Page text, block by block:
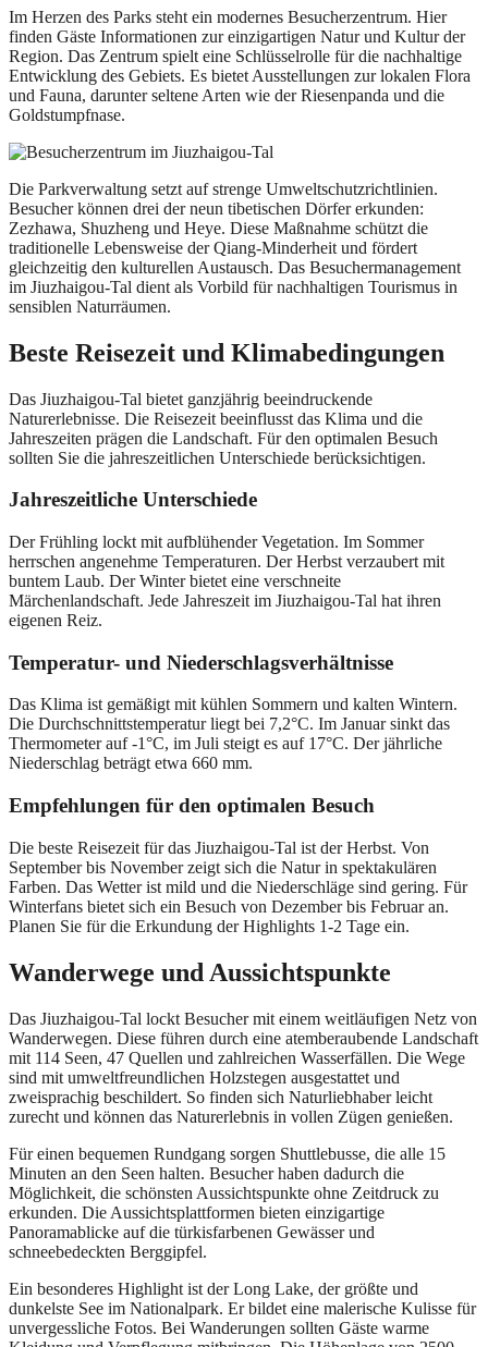
Im Herzen des Parks steht ein modernes Besucherzentrum. Hier
finden Gäste Informationen zur einzigartigen Natur und Kultur der
Region. Das Zentrum spielt eine Schlüsselrolle für die nachhaltige
Entwicklung des Gebiets. Es bietet Ausstellungen zur lokalen Flora
und Fauna, darunter seltene Arten wie der Riesenpanda und die
Goldstumpfnase.
Die Parkverwaltung setzt auf strenge Umweltschutzrichtlinien.
Besucher können drei der neun tibetischen Dörfer erkunden:
Zezhawa, Shuzheng und Heye. Diese Maßnahme schützt die
traditionelle Lebensweise der Qiang-Minderheit und fördert
gleichzeitig den kulturellen Austausch. Das Besuchermanagement
im Jiuzhaigou-Tal dient als Vorbild für nachhaltigen Tourismus in
sensiblen Naturräumen.
Beste Reisezeit und Klimabedingungen
Das Jiuzhaigou-Tal bietet ganzjährig beeindruckende
Naturerlebnisse. Die Reisezeit beeinflusst das Klima und die
Jahreszeiten prägen die Landschaft. Für den optimalen Besuch
sollten Sie die jahreszeitlichen Unterschiede berücksichtigen.
Jahreszeitliche Unterschiede
Der Frühling lockt mit aufblühender Vegetation. Im Sommer
herrschen angenehme Temperaturen. Der Herbst verzaubert mit
buntem Laub. Der Winter bietet eine verschneite
Märchenlandschaft. Jede Jahreszeit im Jiuzhaigou-Tal hat ihren
eigenen Reiz.
Temperatur- und Niederschlagsverhältnisse
Das Klima ist gemäßigt mit kühlen Sommern und kalten Wintern.
Die Durchschnittstemperatur liegt bei 7,2°C. Im Januar sinkt das
Thermometer auf -1°C, im Juli steigt es auf 17°C. Der jährliche
Niederschlag beträgt etwa 660 mm.
Empfehlungen für den optimalen Besuch
Die beste Reisezeit für das Jiuzhaigou-Tal ist der Herbst. Von
September bis November zeigt sich die Natur in spektakulären
Farben. Das Wetter ist mild und die Niederschläge sind gering. Für
Winterfans bietet sich ein Besuch von Dezember bis Februar an.
Planen Sie für die Erkundung der Highlights 1-2 Tage ein.
Wanderwege und Aussichtspunkte
Das Jiuzhaigou-Tal lockt Besucher mit einem weitläufigen Netz von
Wanderwegen. Diese führen durch eine atemberaubende Landschaft
mit 114 Seen, 47 Quellen und zahlreichen Wasserfällen. Die Wege
sind mit umweltfreundlichen Holzstegen ausgestattet und
zweisprachig beschildert. So finden sich Naturliebhaber leicht
zurecht und können das Naturerlebnis in vollen Zügen genießen.
Für einen bequemen Rundgang sorgen Shuttlebusse, die alle 15
Minuten an den Seen halten. Besucher haben dadurch die
Möglichkeit, die schönsten Aussichtspunkte ohne Zeitdruck zu
erkunden. Die Aussichtsplattformen bieten einzigartige
Panoramablicke auf die türkisfarbenen Gewässer und
schneebedeckten Berggipfel.
Ein besonderes Highlight ist der Long Lake, der größte und
dunkelste See im Nationalpark. Er bildet eine malerische Kulisse für
unvergessliche Fotos. Bei Wanderungen sollten Gäste warme